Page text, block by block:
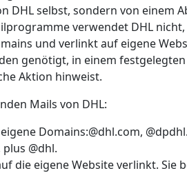
DHL selbst, sondern von einem
verwendet DHL
und verlinkt auf eigene
genötigt, in einem
Aktion hinweist.
Mails von DHL:
Domains:@dhl.com,
@dhl.
die eigene Website verlinkt. Sie